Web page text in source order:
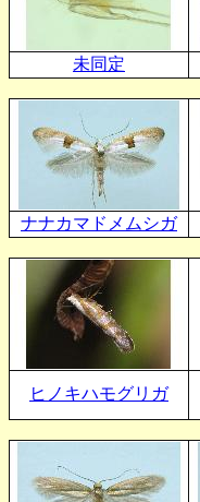
未同定
ナナカマドメムシガ
ヒノキハモグリガ